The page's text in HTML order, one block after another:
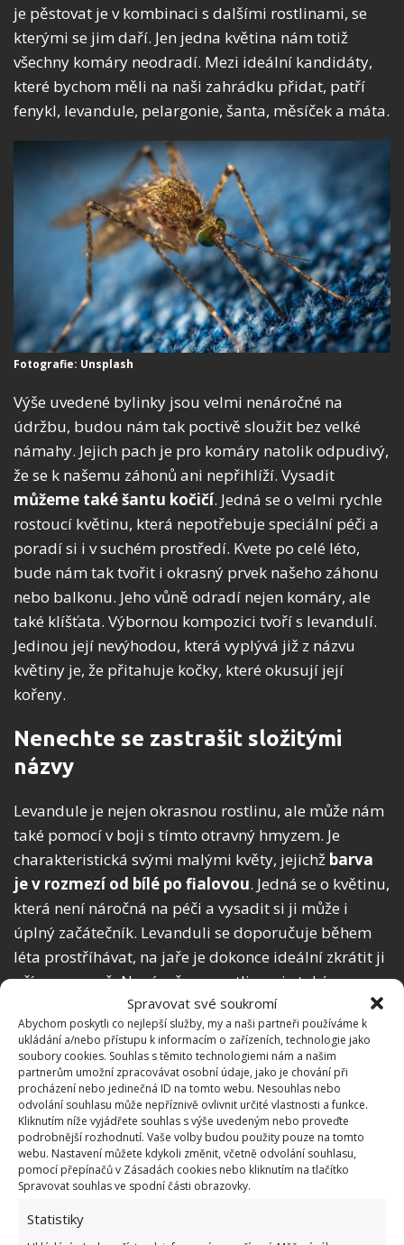
Spravovat své soukromí
Abychom poskytli co nejlepší služby, my a naši partneři používáme k
ukládání a/nebo přístupu k informacím o zařízeních, technologie jako
soubory cookies. Souhlas s těmito technologiemi nám a našim
partnerům umožní zpracovávat osobní údaje, jako je chování při
procházení nebo jedinečná ID na tomto webu. Nesouhlas nebo
odvolání souhlasu může nepříznivě ovlivnit určité vlastnosti a funkce.
Kliknutím níže vyjádřete souhlas s výše uvedeným nebo proveďte
podrobnější rozhodnutí. Vaše volby budou použity pouze na tomto
webu. Nastavení můžete kdykoli změnit, včetně odvolání souhlasu,
pomocí přepínačů v Zásadách cookies nebo kliknutím na tlačítko
Spravovat souhlas ve spodní části obrazovky.
Statistiky
je pěstovat je v kombinaci s dalšími rostlinami, se
kterými se jim daří. Jen jedna květina nám totiž
všechny komáry neodradí. Mezi ideální kandidáty,
které bychom měli na naši zahrádku přidat, patří
fenykl, levandule, pelargonie, šanta, měsíček a máta.
Fotografie: Unsplash
Výše uvedené bylinky jsou velmi nenáročné na
údržbu, budou nám tak poctivě sloužit bez velké
námahy. Jejich pach je pro komáry natolik odpudivý,
že se k našemu záhonů ani nepřihlíží. Vysadit
můžeme takéšantu kočičí. Jedná se o velmi rychle
rostoucí květinu, která nepotřebuje speciální péči a
poradí si i v suchém prostředí. Kvete po celé léto,
bude nám tak tvořit i okrasný prvek našeho záhonu
nebo balkonu. Jeho vůně odradí nejen komáry, ale
také klíšťata. Výbornou kompozici tvoří s levandulí.
Jedinou její nevýhodou, která vyplývá již z názvu
květiny je, že přitahuje kočky, které okusují její
kořeny.
Nenechte se zastrašit složitými
názvy
Levandule je nejen okrasnou rostlinu, ale může nám
také pomocí v boji s tímto otravný hmyzem. Je
charakteristická svými malými květy, jejichž barva
je v rozmezí od bílé po fialovou. Jedná se o květinu,
která není náročná na péči a vysadit si ji může i
úplný začátečník. Levanduli se doporučuje během
léta prostříhávat, na jaře je dokonce ideální zkrátit ji
přímo u země. Nenáročnou rostlinou je také
pelargónie. Dobře se jí daří v jakékoliv půdě a
nevyžaduje ani velké množství slunce nebo vody.